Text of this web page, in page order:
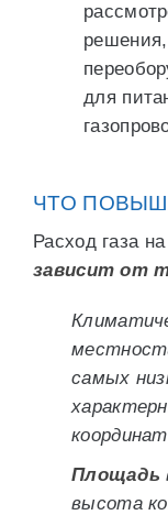
для
ЧТО
Расход газа
зависит от
самых
Площадь
высота